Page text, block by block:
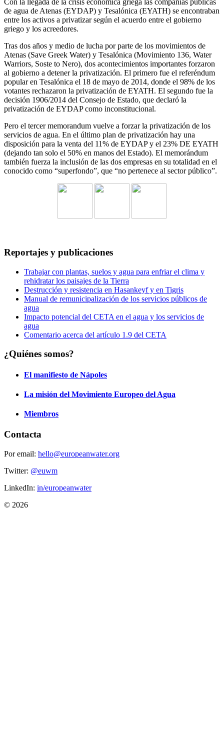
Con la llegada de la crisis económica griega las compañías públicas
de agua de Atenas (EYDAP) y Tesalónica (EYATH) se encontraban
entre los activos a privatizar según el acuerdo entre el gobierno
griego y los acreedores.
Tras dos años y medio de lucha por parte de los movimientos de
Atenas (Save Greek Water) y Tesalónica (Movimiento 136, Water
Warriors, Soste to Nero), dos acontecimientos importantes forzaron
al gobierno a detener la privatización. El primero fue el referéndum
popular en Tesalónica el 18 de mayo de 2014, donde el 98% de los
votantes rechazaron la privatización de EYATH. El segundo fue la
decisión 1906/2014 del Consejo de Estado, que declaró la
privatización de EYDAP como inconstitucional.
Pero el tercer memorandum vuelve a forzar la privatización de los
servicios de agua. En el último plan de privatización hay una
disposición para la venta del 11% de EYDAP y el 23% DE EYATH
(dejando tan solo el 50% en manos del Estado). El memorándum
también fuerza la inclusión de las dos empresas en su totalidad en el
conocido como “superfondo”, que “no pertenece al sector público”.
Reportajes y publicaciones
Trabajar con plantas, suelos y agua para enfriar el clima y
rehidratar los paisajes de la Tierra
Destrucción y resistencia en Hasankeyf y en Tigris
Manual de remunicipalización de los servicios públicos de
agua
Impacto potencial del CETA en el agua y los servicios de
agua
Comentario acerca del artículo 1.9 del CETA
¿Quiénes somos?
El manifiesto de Nápoles
La misión del Movimiento Europeo del Agua
Miembros
Contacta
Por email: hello@europeanwater.org
Twitter: @euwm
LinkedIn: in/europeanwater
© 2026